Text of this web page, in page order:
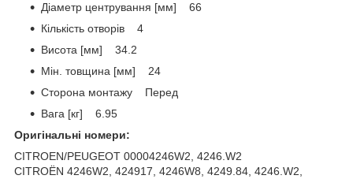
Діаметр центрування [мм] 66
Кількість отворів 4
Висота [мм] 34.2
Мін. товщина [мм] 24
Сторона монтажу Перед
Вага [кг] 6.95
Оригінальні номери:
CITROEN/PEUGEOT 00004246W2, 4246.W2
CITROËN 4246W2, 424917, 4246W8, 4249.84, 4246.W2,